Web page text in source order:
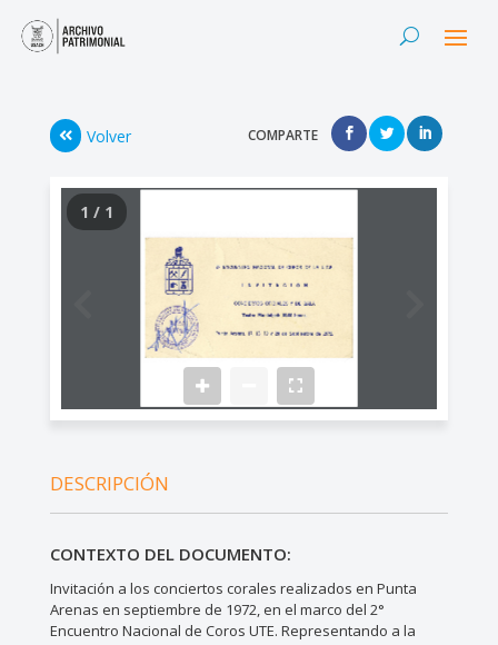
Volver COMPARTE
1 / 1
DESCRIPCIÓN
CONTEXTO DEL DOCUMENTO:
Invitación a los conciertos corales realizados en Punta
Arenas en septiembre de 1972, en el marco del 2°
Encuentro Nacional de Coros UTE. Representando a la